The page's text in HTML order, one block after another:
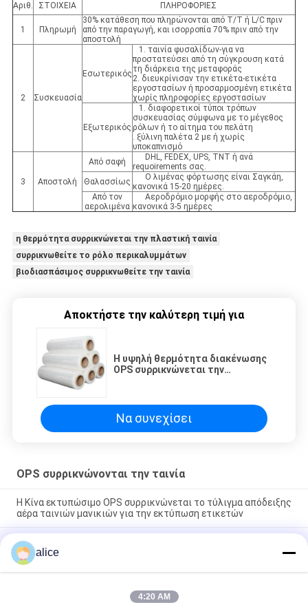
Αριθ. ΣΤΟΙΧΕΙΑ ΠΛΗΡΟΦΟΡΙΕΣ
1 Πληρωμή
30% κατάθεση που πληρώνονται από T/T ή L/C πριν
από την παραγωγή, και ισορροπία 70% πριν από την
αποστολή
2 Συσκευασία
Εσωτερικός
1. ταινία φυσαλίδων-για να
προστατεύσει από τη σύγκρουση κατά
τη διάρκεια της μεταφοράς
2. διευκρίνισαν την ετικέτα-ετικέτα
εργοστασίων ή προσαρμοσμένη ετικέτα
χωρίς πληροφορίες εργοστασίων
Εξωτερικός
1. διαφορετικοί τύποι τρόπων
συσκευασίας σύμφωνα με το μέγεθος
ρόλων ή το αίτημα του πελάτη
. ξύλινη παλέτα 2 με ή χωρίς
υποκαπνισμό
3 Αποστολή
Από σαφή
DHL, FEDEX, UPS, TNT ή ανά
requoirements σας.
Θαλασσίως
Ο λιμένας φόρτωσης είναι Σαγκάη,
κανονικά 15-20 ημέρες.
Από τον
αερολιμένα
Αεροδρόμιο μορφής στο αεροδρόμιο,
κανονικά 3-5 ημέρες
η θερμότητα συρρικνώνεται την πλαστική ταινία
συρρικνωθείτε το ρόλο περικαλυμμάτων
βιοδιασπάσιμος συρρικνωθείτε την ταινία
Αποκτήστε την καλύτερη τιμή για
Η υψηλή θερμότητα διακένωσης
OPS συρρικνώνεται την
Να συνεχίσει
OPS συρρικνώνονται την ταινία
Η Κίνα εκτυπώσιμο OPS συρρικνώνεται το τύλιγμα απόδειξης
αέρα ταινιών μανικιών για την εκτύπωση ετικετών
Σαφής OPS συσκευάζοντας υγρασία ταινιών ρόλων της Κίνας
Transparenct - η απόδειξη για τη θερμότητα συρρικνώνεται
την ετικέτα
Υψηλό να συρρικνωθεί BOPS OPS συρρικνώνεται τους
ρόλους ταινιών για τη συσκευασία μπουκαλιών ποτών με το
alice
4:20 AM